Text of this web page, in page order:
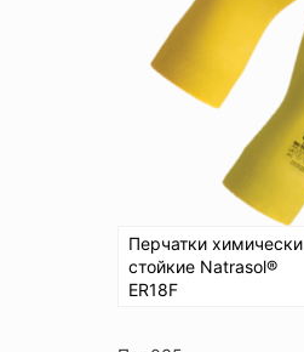
Перчатки химически
стойкие Natrasol®
ER18F